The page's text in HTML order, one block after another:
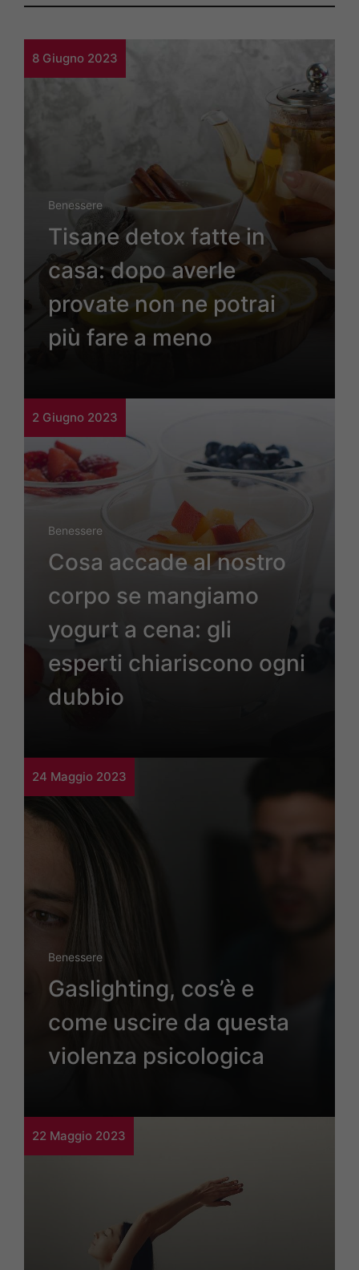
8 Giugno 2023
Benessere
Tisane detox fatte in
casa: dopo averle
provate non ne potrai
più fare a meno
2 Giugno 2023
Benessere
Cosa accade al nostro
corpo se mangiamo
yogurt a cena: gli
esperti chiariscono ogni
dubbio
24 Maggio 2023
Benessere
Gaslighting, cos’è e
come uscire da questa
violenza psicologica
22 Maggio 2023